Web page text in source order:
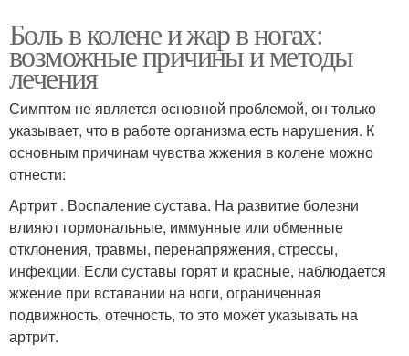
Боль в колене и жар в ногах:
возможные причины и методы
лечения
Симптом не является основной проблемой, он только
указывает, что в работе организма есть нарушения. К
основным причинам чувства жжения в колене можно
отнести:
Артрит . Воспаление сустава. На развитие болезни
влияют гормональные, иммунные или обменные
отклонения, травмы, перенапряжения, стрессы,
инфекции. Если суставы горят и красные, наблюдается
жжение при вставании на ноги, ограниченная
подвижность, отечность, то это может указывать на
артрит.